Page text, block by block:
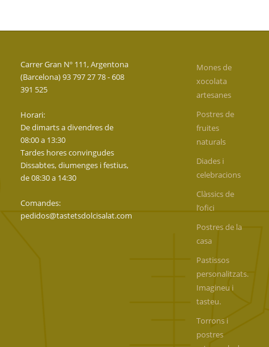
Carrer Gran Nº 111, Argentona
(Barcelona) 93 797 27 78 - 608
391 525
Horari:
De dimarts a divendres de
08:00 a 13:30
Tardes hores convingudes
Dissabtes, diumenges i festius,
de 08:30 a 14:30
Comandes:
pedidos@tastetsdolcisalat.com
Mones de
xocolata
artesanes
Postres de
fruites
naturals
Diades i
celebracions
Clàssics de
l’ofici
Postres de la
casa
Pastissos
personalitzats.
Imagineu i
tasteu.
Torrons i
postres